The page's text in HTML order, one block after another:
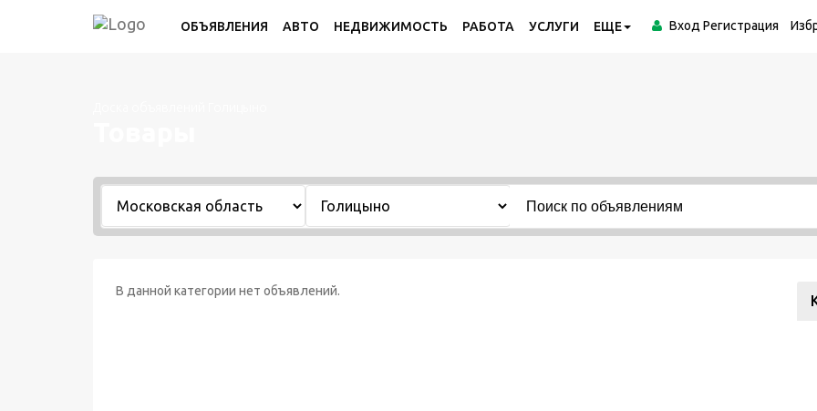
ОБЪЯВЛЕНИЯ АВТО НЕДВИЖИМОСТЬ РАБОТА УСЛУГИ ЕЩЕ Вход Регистрация
В данной категории нет объявлений.